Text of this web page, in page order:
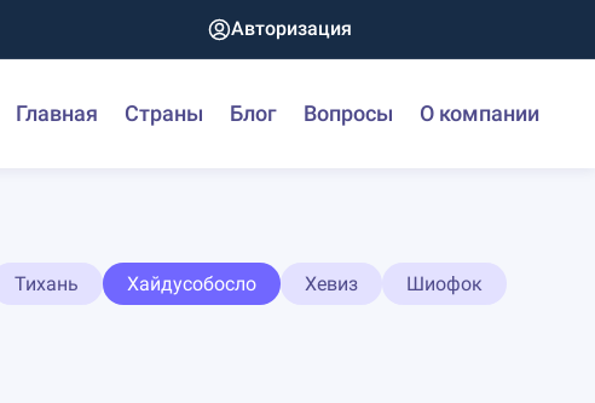
Авторизация
Главная Страны Блог Вопросы О компании
Тихань Хайдусобосло Хевиз Шиофок